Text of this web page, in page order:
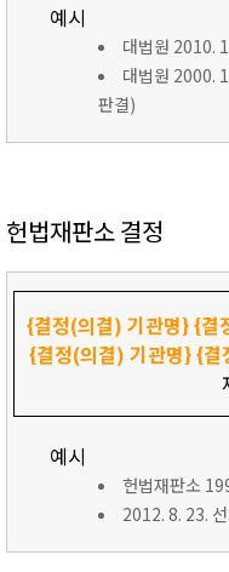
예시
대법원 2010.
대법원 2000.
판결)
헌법재판소 결정
{결정(의결) 기관명}{결
{결정(의결) 기관명}{결
예시
헌법재판소
2012. 8. 23.